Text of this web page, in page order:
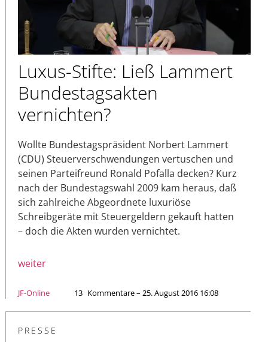
Luxus-Stifte: Ließ Lammert
Bundestagsakten
vernichten?
Wollte Bundestagspräsident Norbert Lammert
(CDU) Steuerverschwendungen vertuschen und
seinen Parteifreund Ronald Pofalla decken? Kurz
nach der Bundestagswahl 2009 kam heraus, daß
sich zahlreiche Abgeordnete luxuriöse
Schreibgeräte mit Steuergeldern gekauft hatten
– doch die Akten wurden vernichtet.
weiter
JF-Online 13 Kommentare – 25. August 2016 16:08
PRESSE